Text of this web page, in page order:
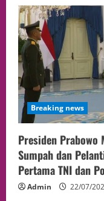
Breaking news
Presiden Prabowo
Sumpah dan
Pertama TNI dan
Admin 22/07/